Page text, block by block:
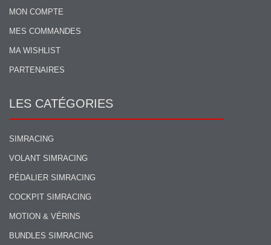
MON COMPTE
MES COMMANDES
MA WISHLIST
PARTENAIRES
LES CATÉGORIES
SIMRACING
VOLANT SIMRACING
PÉDALIER SIMRACING
COCKPIT SIMRACING
MOTION & VÉRINS
BUNDLES SIMRACING